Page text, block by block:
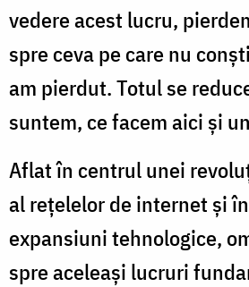
vedere acest lucru,
spre ceva pe care nu
am pierdut. Totul se
suntem, ce facem aici și
Aflat în centrul unei
al rețelelor de internet și
expansiuni tehnologice,
spre aceleași lucruri